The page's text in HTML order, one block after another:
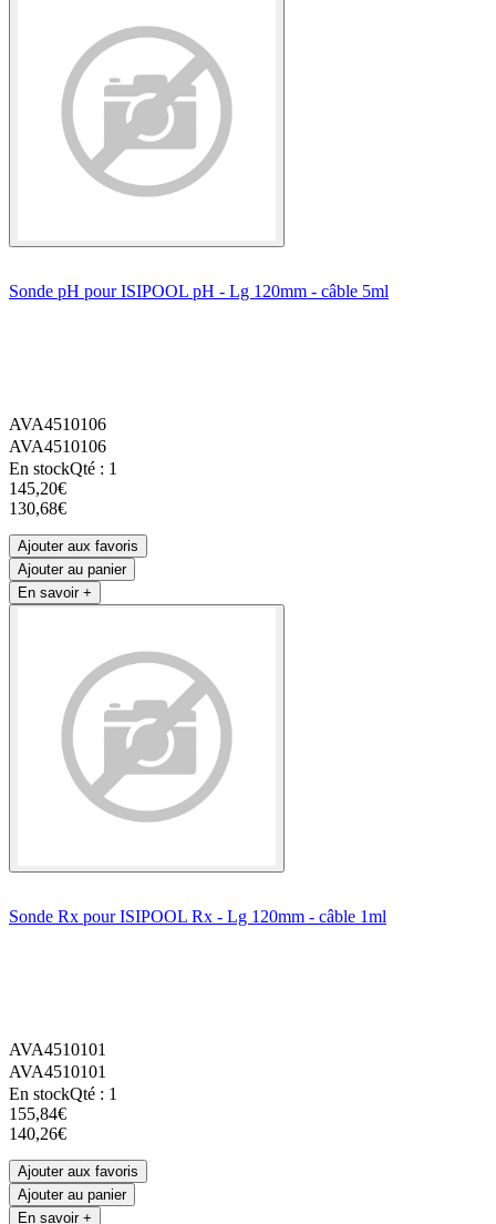
Sonde pH pour ISIPOOL pH - Lg 120mm - câble 5ml
AVA4510106
AVA4510106
En stockQté : 1
145,20€
130,68€
Ajouter aux favoris
Ajouter au panier
En savoir +
Sonde Rx pour ISIPOOL Rx - Lg 120mm - câble 1ml
AVA4510101
AVA4510101
En stockQté : 1
155,84€
140,26€
Ajouter aux favoris
Ajouter au panier
En savoir +